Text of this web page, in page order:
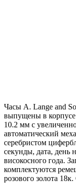
Часы A. Lange and
выпущены в корпусе
10.2 мм с
автоматический
серебристом
секунды, дата, день
високосного года.
комплектуются
розового золота